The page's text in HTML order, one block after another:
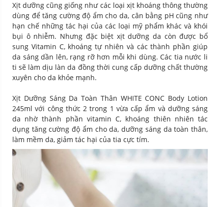
Xịt dưỡng cũng giống như các loại xịt khoáng thông thường
dùng để tăng cường độ ẩm cho da, cân bằng pH cũng như
hạn chế những tác hại của các loại mỹ phẩm khác và khói
bụi ô nhiễm. Nhưng đặc biệt xịt dưỡng da còn được bổ
sung Vitamin C, khoáng tự nhiên và các thành phần giúp
da sáng dần lên, rạng rỡ hơn mỗi khi dùng. Các tia nước li
ti sẽ làm dịu làn da đồng thời cung cấp dưỡng chất thường
xuyên cho da khỏe mạnh.
Xịt Dưỡng Sáng Da Toàn Thân WHITE CONC Body Lotion
245ml với công thức 2 trong 1 vừa cấp ẩm và dưỡng sáng
da nhờ thành phần vitamin C, khoáng thiên nhiên tác
dụng tăng cường độ ẩm cho da, dưỡng sáng da toàn thân,
làm mềm da, giảm tác hại của tia cực tím.